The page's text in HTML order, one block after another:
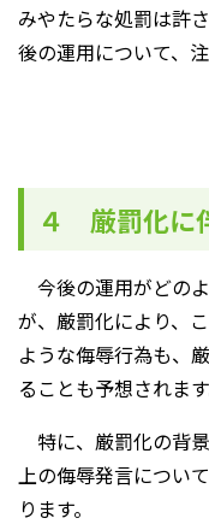
みやたらな処罰は許
後の運用について、
４ 厳罰化に
今後の運用がどの
が、厳罰化により、
ような侮辱行為も、
ることも予想されます
特に、厳罰化の背
上の侮辱発言につい
ります。